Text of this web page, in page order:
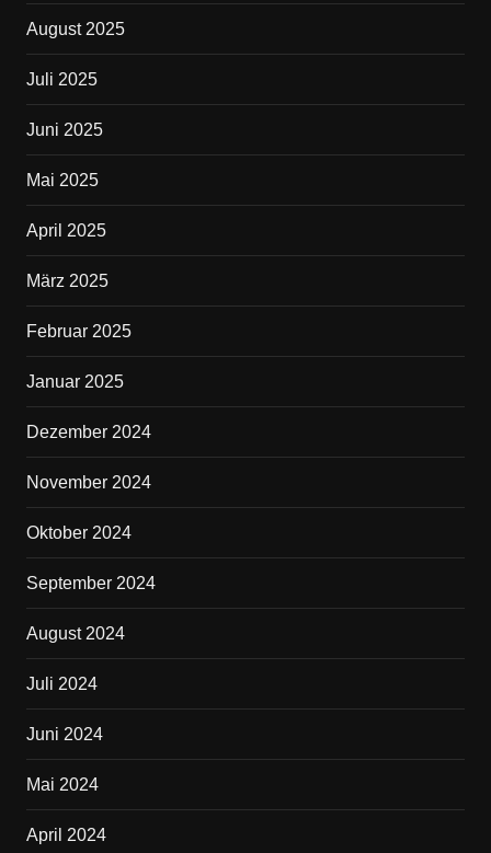
August 2025
Juli 2025
Juni 2025
Mai 2025
April 2025
März 2025
Februar 2025
Januar 2025
Dezember 2024
November 2024
Oktober 2024
September 2024
August 2024
Juli 2024
Juni 2024
Mai 2024
April 2024